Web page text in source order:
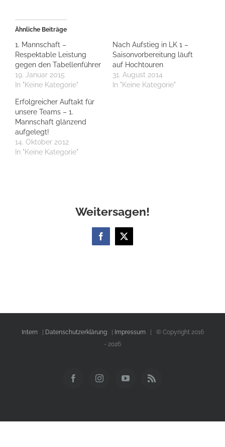
Ähnliche Beiträge
1. Mannschaft –
Respektable Leistung
gegen den Tabellenführer
19. Januar 2015
In "Keine Kategorie"
Nach Aufstieg in LK 1 –
Saisonvorbereitung läuft
auf Hochtouren
31. August 2014
In "Keine Kategorie"
Erfolgreicher Auftakt für
unsere Teams – 1.
Mannschaft glänzend
aufgelegt!
14. Oktober 2012
In "Keine Kategorie"
Weitersagen!
Facebook
X
Intern Datenschutzerklärung| Impressum| © Copyright 2016
- 2026
FacebookInstagramYouTubeRss